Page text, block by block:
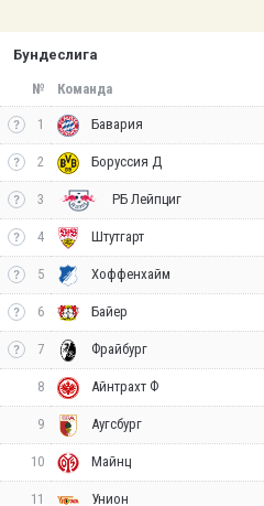
Бундеслига
№ Команда
1 Бавария
2 Боруссия Д
3 РБ Лейпциг
4 Штутгарт
5 Хоффенхайм
6 Байер
7 Фрайбург
8 Айнтрахт Ф
9 Аугсбург
10 Майнц
11 Унион